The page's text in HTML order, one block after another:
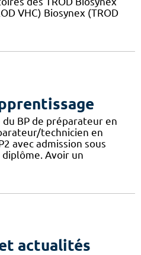
VHC) Biosynex (TROD
du BP de préparateur en
technicien en
avec admission sous
Avoir un
actualités